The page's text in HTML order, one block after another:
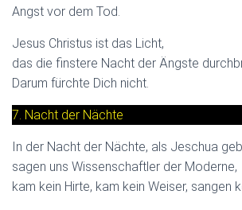
Angst vor dem Tod.
Jesus Christus ist das Licht,
das die finstere Nacht der Ängste
Darum fürchte Dich nicht.
7. Nacht der Nächte
In der Nacht der Nächte, als Jeschua
sagen uns Wissenschaftler der Moderne,
kam kein Hirte, kam kein Weiser, sangen